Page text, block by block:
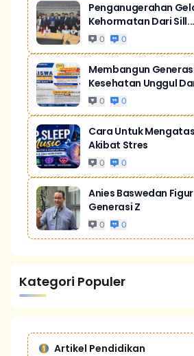
Penganugerahan
Kehormatan Dari Sill...
0 0
Membangun
Kesehatan Unggul
0 0
Cara Untuk
Akibat Stres
0 0
Anies Baswedan
Generasi Z
0 0
Kategori Populer
Artikel Pendidikan